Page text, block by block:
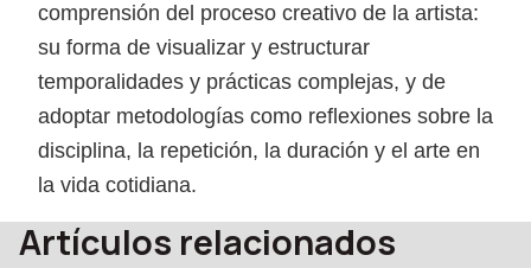
comprensión del proceso creativo de la artista:
su forma de visualizar y estructurar
temporalidades y prácticas complejas, y de
adoptar metodologías como reflexiones sobre la
disciplina, la repetición, la duración y el arte en
la vida cotidiana.
Artículos relacionados